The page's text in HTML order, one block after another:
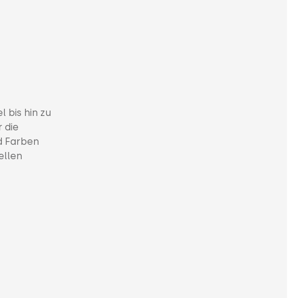
bis hin zu
die
Farben